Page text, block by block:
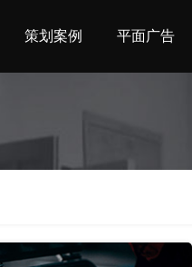
策划案例 平面广告